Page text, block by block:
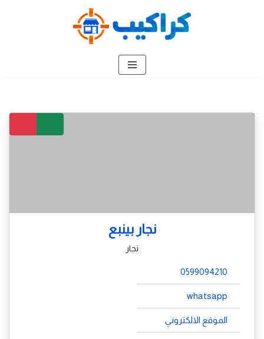
نجار بينبع
نجار
0599094210
whatsapp
الموقع الالكتروني